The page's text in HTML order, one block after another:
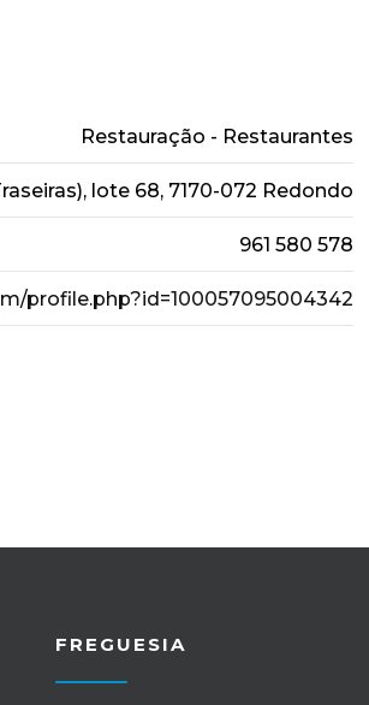
Restauração - Restaurantes
lote 68, 7170-072 Redondo
961 580 578
profile.php?id=100057095004342
FREGUESIA